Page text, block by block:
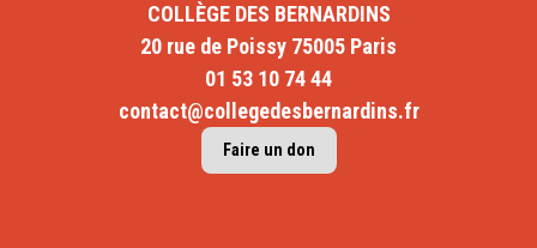
COLLÈGE DES BERNARDINS
20 rue de Poissy 75005 Paris
01 53 10 74 44
contact@collegedesbernardins.fr
Faire un don